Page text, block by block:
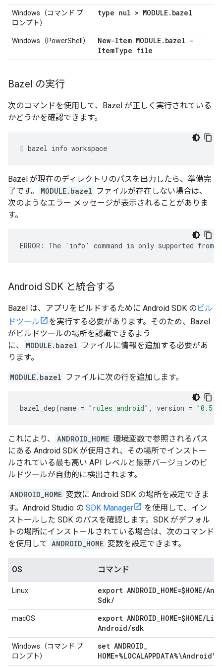
Windows（コマンド プ
ロンプト）
type nul > MODULE. bazel
Windows（PowerShell） New-Item MODULE. bazel -
ItemType file
Bazel の実行
次のコマンドを使用して、Bazel が正しく実行されている
かどうかを確認できます。
bazel info workspace
Bazel が現在のディレクトリのパスを出力したら、準備完
了です。
MODULE.bazel ファイルが存在しない場合は、
次のようなエラー メッセージが表示されることがありま
す。
Android SDK と統合する
Bazel は、アプリをビルドするために Android SDK の ビル
ドツール
を実行する必要があります。そのため、Bazel
がビルドツールの場所を認識できるよう
に、
MODULE.bazel ファイルに情報を追加する必要があ
ります。
MODULE.bazel ファイルに次の行を追加します。
bazel_dep(name = "rules_android" , version =
これにより、 ANDROID_HOME 環境変数で参照されるパス
にある Android SDK が使用され、その場所でインストー
ルされている最も高い API レベルと最新バージョンのビ
ルドツールが自動的に検出されます。
ANDROID_HOME 変数に Android SDK の場所を設定できま
す。Android Studio の SDK Manager
を使用して、イン
ストールした SDK のパスを確認します。SDK がデフォル
トの場所にインストールされている場合は、次のコマンド
を使用して ANDROID_HOME 変数を設定できます。
OS コマンド
Linux export ANDROID HOME=$HOME/
Sdk/
macOS export ANDROID HOME=$HOME/
Android/sdk
Windows（コマンド プ
ロンプト）
set ANDROID